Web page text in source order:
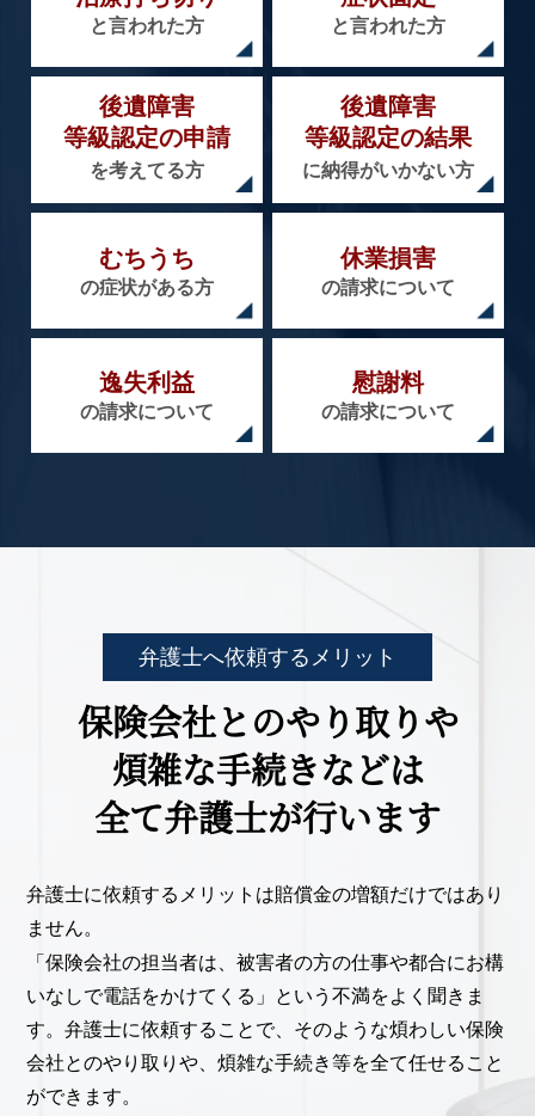
と言われた方 と言われた方
後遺障害
等級認定の申請
を考えてる方
後遺障害
等級認定の結果
に納得がいかない方
むちうち
の症状がある方
休業損害
の請求について
逸失利益
の請求について
慰謝料
の請求について
弁護士へ依頼するメリット
保険会社とのやり取りや
煩雑な手続きなどは
全て弁護士が行います
弁護士に依頼するメリットは賠償金の増額だけではあり
ません。
「保険会社の担当者は、被害者の方の仕事や都合にお構
いなしで電話をかけてくる」という不満をよく聞きま
す。弁護士に依頼することで、そのような煩わしい保険
会社とのやり取りや、煩雑な手続き等を全て任せること
ができます。